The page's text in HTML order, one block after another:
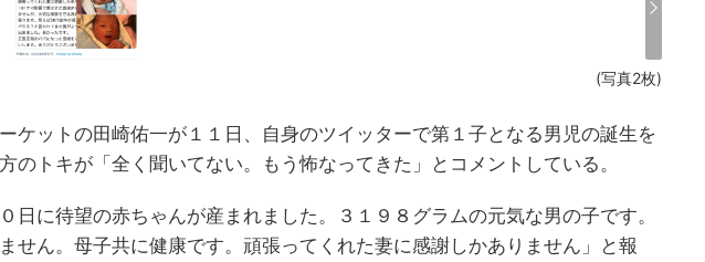
(写真2枚)
ケットの田崎佑一が１１日、自身のツイッターで第１子となる男児の誕生を
のトキが「全く聞いてない。もう怖なってきた」とコメントしている。
日に待望の赤ちゃんが産まれました。３１９８グラムの元気な男の子です。
せん。母子共に健康です。頑張ってくれた妻に感謝しかありません」と報